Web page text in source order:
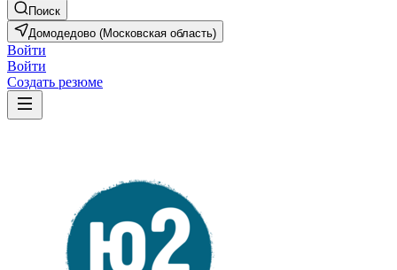
Поиск
Домодедово (Московская область)
Войти
Войти
Создать резюме